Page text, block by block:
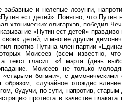
забавные и нелепые лозунги,
ест детей». Понятно, что
хтонических олигархов, победил
«Путин ест детей» правдиво
детей, и многие другие
против Путина член партии
Моисеев (всем известно,
а текст гласит: «4 марта (день
Моисеев не только
«старыми богами», с
образом, случайное
будучи, по сути, напротив,
протеста в качестве